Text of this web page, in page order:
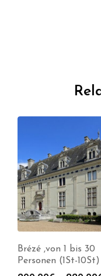
Brézé ,von 1 bis 30
Personen (1St-10St)